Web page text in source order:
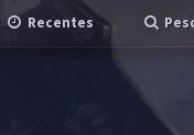
Recentes